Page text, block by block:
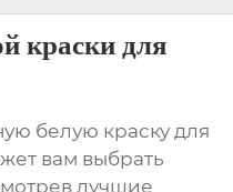
краски для
белую краску для
вам выбрать
лучшие